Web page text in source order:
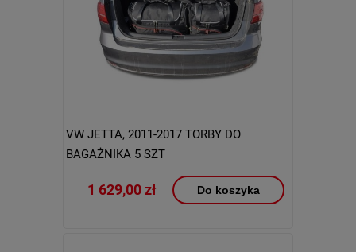
VW JETTA, 2011-2017 TORBY DO
BAGAŻNIKA 5 SZT
1 629,00 zł Do koszyka